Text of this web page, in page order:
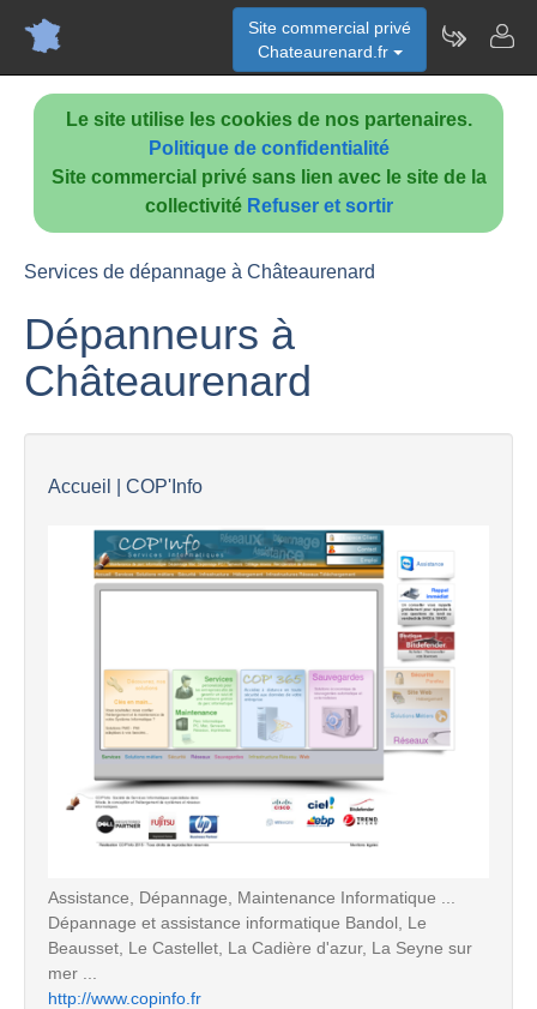
Le site utilise les cookies de nos partenaires.
Politique de confidentialité
Site commercial privé sans lien avec le site de la
collectivité Refuser et sortir
Site commercial privé
Chateaurenard.fr
Services de dépannage à Châteaurenard
Dépanneurs à
Châteaurenard
Accueil | COP'Info
Assistance, Dépannage, Maintenance Informatique ...
Dépannage et assistance informatique Bandol, Le
Beausset, Le Castellet, La Cadière d'azur, La Seyne sur
mer ...
http://www.copinfo.fr